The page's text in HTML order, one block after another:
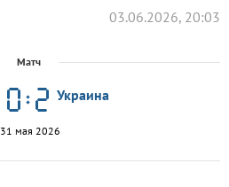
03.06.2026, 20:03
Матч
Украина
31 мая 2026